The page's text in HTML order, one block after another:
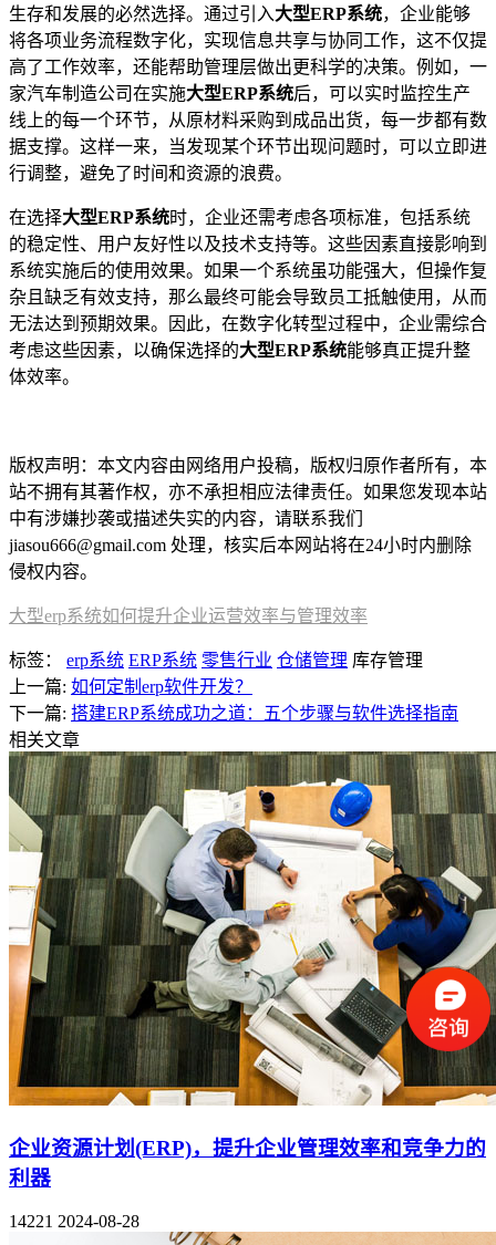
生存和发展的必然选择。通过引入大型ERP系统，企业能够
将各项业务流程数字化，实现信息共享与协同工作，这不仅提
高了工作效率，还能帮助管理层做出更科学的决策。例如，一
家汽车制造公司在实施大型ERP系统后，可以实时监控生产
线上的每一个环节，从原材料采购到成品出货，每一步都有数
据支撑。这样一来，当发现某个环节出现问题时，可以立即进
行调整，避免了时间和资源的浪费。
在选择大型ERP系统时，企业还需考虑各项标准，包括系统
的稳定性、用户友好性以及技术支持等。这些因素直接影响到
系统实施后的使用效果。如果一个系统虽功能强大，但操作复
杂且缺乏有效支持，那么最终可能会导致员工抵触使用，从而
无法达到预期效果。因此，在数字化转型过程中，企业需综合
考虑这些因素，以确保选择的大型ERP系统能够真正提升整
体效率。
版权声明：本文内容由网络用户投稿，版权归原作者所有，本
站不拥有其著作权，亦不承担相应法律责任。如果您发现本站
中有涉嫌抄袭或描述失实的内容，请联系我们
jiasou666@gmail.com 处理，核实后本网站将在24小时内删除
侵权内容。
大型erp系统如何提升企业运营效率与管理效率
标签： erp系统 ERP系统 零售行业 仓储管理 库存管理
上一篇: 如何定制erp软件开发？
下一篇: 搭建ERP系统成功之道：五个步骤与软件选择指南
相关文章
企业资源计划(ERP)，提升企业管理效率和竞争力的
利器
14221 2024-08-28